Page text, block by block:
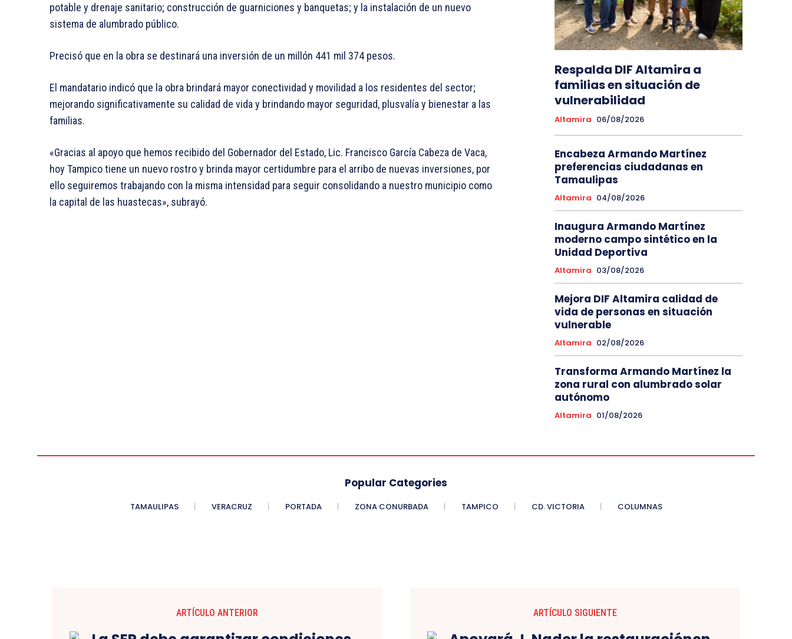
potable y drenaje sanitario; construcción de guarniciones y banquetas; y la instalación de un nuevo
sistema de alumbrado público.
Precisó que en la obra se destinará una inversión de un millón 441 mil 374 pesos.
El mandatario indicó que la obra brindará mayor conectividad y movilidad a los residentes del sector;
mejorando significativamente su calidad de vida y brindando mayor seguridad, plusvalía y bienestar a las
familias.
«Gracias al apoyo que hemos recibido del Gobernador del Estado, Lic. Francisco García Cabeza de Vaca,
hoy Tampico tiene un nuevo rostro y brinda mayor certidumbre para el arribo de nuevas inversiones, por
ello seguiremos trabajando con la misma intensidad para seguir consolidando a nuestro municipio como
la capital de las huastecas», subrayó.
Respalda DIF Altamira a
familias en situación de
vulnerabilidad
Altamira 06/08/2026
Encabeza Armando Martínez
preferencias ciudadanas en
Tamaulipas
Altamira 04/08/2026
Inaugura Armando Martínez
moderno campo sintético en la
Unidad Deportiva
Altamira 03/08/2026
Mejora DIF Altamira calidad de
vida de personas en situación
vulnerable
Altamira 02/08/2026
Transforma Armando Martínez la
zona rural con alumbrado solar
autónomo
Altamira 01/08/2026
Popular Categories
TAMAULIPAS VERACRUZ PORTADA ZONA CONURBADA TAMPICO CD. VICTORIA COLUMNAS
ARTÍCULO ANTERIOR ARTÍCULO SIGUIENTE